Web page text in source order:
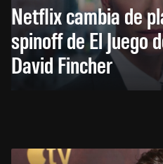
Netflix cambia de
spinoff de El Juego
David Fincher